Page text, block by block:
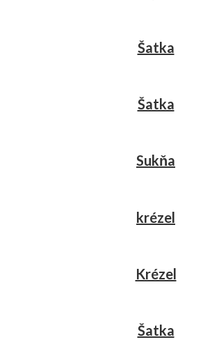
Šatka
Šatka
Sukňa
krézel
Krézel
Šatka